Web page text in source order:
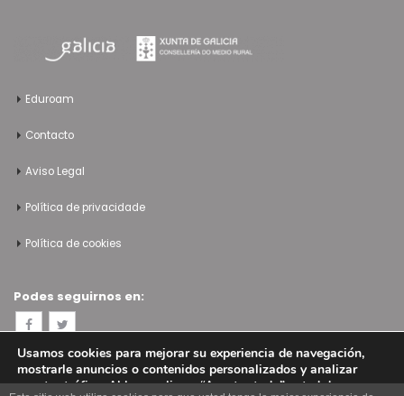
Eduroam
Contacto
Aviso Legal
Política de privacidade
Política de cookies
Podes seguirnos en:
Usamos cookies para mejorar su experiencia de navegación,
mostrarle anuncios o contenidos personalizados y analizar
nuestro tráfico. Al hacer clic en “Aceptar todo” usted da su